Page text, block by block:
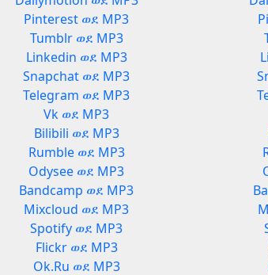
Pinterest ወደ MP3
Tumblr ወደ MP3
Linkedin ወደ MP3
Snapchat ወደ MP3
Telegram ወደ MP3
Vk ወደ MP3
Bilibili ወደ MP3
Rumble ወደ MP3
Odysee ወደ MP3
Bandcamp ወደ MP3
Mixcloud ወደ MP3
Spotify ወደ MP3
Flickr ወደ MP3
Ok.Ru ወደ MP3